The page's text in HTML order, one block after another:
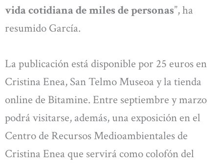
vida cotidiana de miles de personas”, ha
resumido García.
La publicación está disponible por 25 euros en
Cristina Enea, San Telmo Museoa y la tienda
online de Bitamine. Entre septiembre y marzo
podrá visitarse, además, una exposición en el
Centro de Recursos Medioambientales de
Cristina Enea que servirá como colofón del